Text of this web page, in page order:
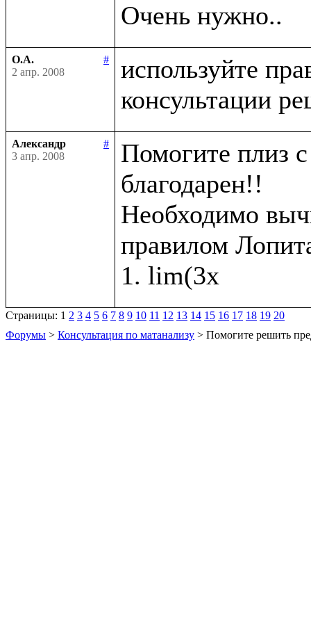
О.А.
#
2 апр. 2008
используйте
Александр
#
3 апр. 2008
Помогите плиз
благодарен!!
Необходимо
правилом
Страницы: 1 2 3 4 5 6 7 8 9 10 11 12 13 14 15 16 17 18 19 20
Форумы > Консультация по матанализу > Помогите решить